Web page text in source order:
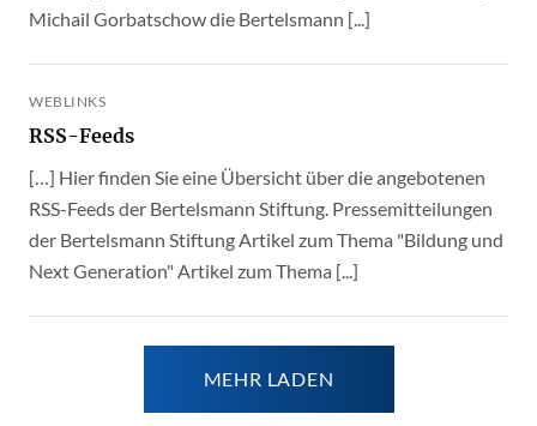
Michail Gorbatschow die Bertelsmann [...]
WEBLINKS
RSS-Feeds
[…] Hier finden Sie eine Übersicht über die angebotenen
RSS-Feeds der Bertelsmann Stiftung. Pressemitteilungen
der Bertelsmann Stiftung Artikel zum Thema "Bildung und
Next Generation" Artikel zum Thema [...]
MEHR LADEN